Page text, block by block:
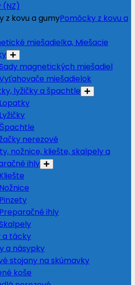
(NZ)
Pomôcky z kovu a
miešadielka, Miešacie
magnetických miešadiel
miešadielok
lyžičky a špachtle
Lopatky
Lyžičky
Špachtle
nerezové
nožnice, kliešte, skalpely a
ihly
Kliešte
Nožnice
Pinzety
Preparačné ihly
a tácky
a násypky
stojany na skúmavky
koše